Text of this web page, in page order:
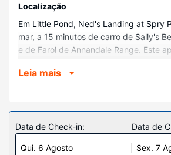
Localização
Em Little Pond, Ned's Landing at Spry
mar, a 15 minutos de carro de Sally's
e de Farol de Annandale Range. Este
de Prince Edward e a 17,1 km (10,6 mi)
Os 7 quartos contam com uma
aquele prato especial. Ao final do dia,
seleção de canais digitais no seu
Leia mais
Data de Check-in:
Qui. 6 Agosto
Data de
Sex. 7